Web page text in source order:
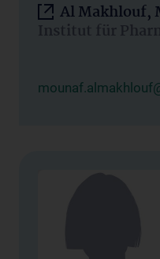
Al Makhlouf,
Institut für